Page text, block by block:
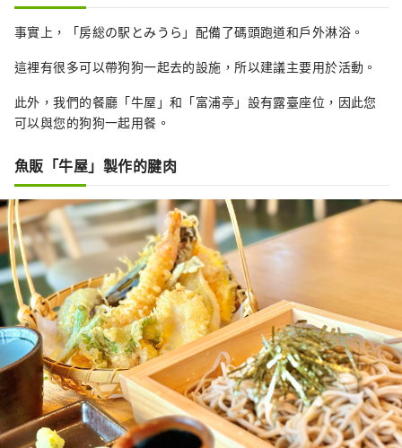
事實上，「房総の駅とみうら」配備了碼頭跑道和戶外淋浴。
這裡有很多可以帶狗狗一起去的設施，所以建議主要用於活動。
此外，我們的餐廳「牛屋」和「富浦亭」設有露臺座位，因此您
可以與您的狗狗一起用餐。
魚販「牛屋」製作的腱肉